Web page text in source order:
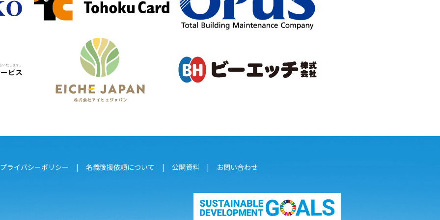
プライバシーポリシー 名義後援依頼について 公開資料 お問い合わせ